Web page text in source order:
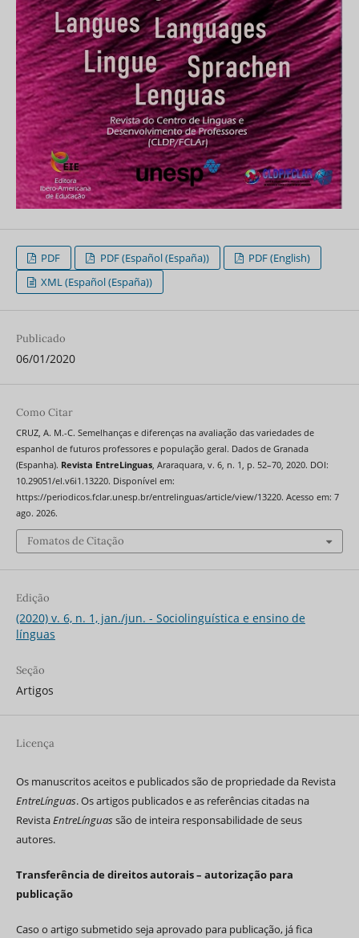
PDF PDF (Español (España))
PDF (English)
XML (Español (España))
Publicado
06/01/2020
Como Citar
CRUZ, A. M.-C. Semelhanças e diferenças na avaliação das variedades de
espanhol de futuros professores e população geral. Dados de Granada
(Espanha). Revista EntreLinguas, Araraquara, v. 6, n. 1, p. 52–70, 2020. DOI:
10.29051/el.v6i1.13220. Disponível em:
https://periodicos.fclar.unesp.br/entrelinguas/article/view/13220. Acesso em: 7
ago. 2026.
Fomatos de Citação
Edição
(2020) v. 6, n. 1, jan./jun. - Sociolinguística e ensino de
línguas
Seção
Artigos
Licença
Os manuscritos aceitos e publicados são de propriedade da Revista
EntreLínguas. Os artigos publicados e as referências citadas na
RevistaEntreLínguas são de inteira responsabilidade de seus
autores.
Transferência de direitos autorais – autorização para
publicação
Caso o artigo submetido seja aprovado para publicação, já fica